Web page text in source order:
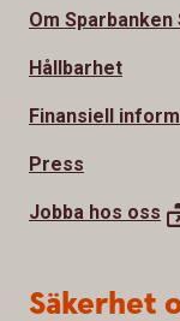
Om Sparbanken
Hållbarhet
Finansiell
Press
Jobba hos oss
Säkerhet